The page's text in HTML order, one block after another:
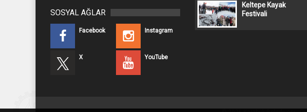
SOSYAL AĞLAR
Facebook Instagram
X YouTube
Keltepe Kayak
Festivali